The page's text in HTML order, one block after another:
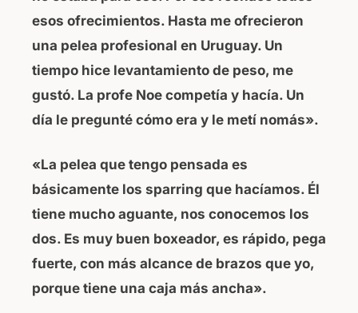
esos ofrecimientos. Hasta me ofrecieron
una pelea profesional en Uruguay. Un
tiempo hice levantamiento de peso, me
gustó. La profe Noe competía y hacía. Un
día le pregunté cómo era y le metí nomás».
«La pelea que tengo pensada es
básicamente los sparring que hacíamos. Él
tiene mucho aguante, nos conocemos los
dos. Es muy buen boxeador, es rápido, pega
fuerte, con más alcance de brazos que yo,
porque tiene una caja más ancha».